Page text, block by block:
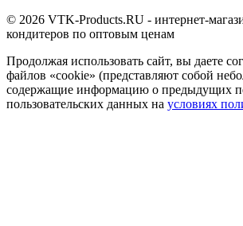
© 2026 VTK-Products.RU - интернет-
кондитеров по оптовым ценам
Продолжая использовать сайт, вы даете
файлов «cookie» (представляют собой
содержащие информацию о предыдущих
пользовательских данных на условиях